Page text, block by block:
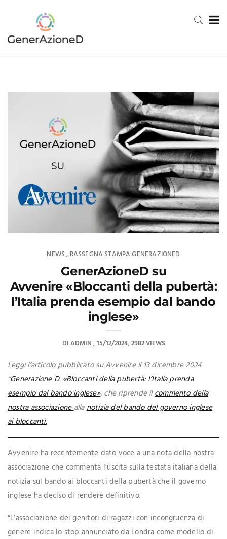
NEWS , RASSEGNA STAMPA GENERAZIONED
GenerAzioneD su
Avvenire «Bloccanti della pubertà:
l’Italia prenda esempio dal bando
inglese»
DIADMIN 15/12/2024 2982 VIEWS
Leggi l’articolo pubblicato su Avvenire il 13 dicembre 2024
“Generazione D. «Bloccanti della pubertà: l’Italia prenda
esempio dal bando inglese», che riprende ilcommento della
nostra associazioneallanotizia del bando del governo inglese
ai bloccanti.
Avvenire ha recentemente dato voce a una nota della nostra
associazione che commenta l’uscita sulla testata italiana della
notizia sul bando ai bloccanti della pubertà che il governo
inglese ha deciso di rendere definitivo.
“L’associazione dei genitori di ragazzi con incongruenza di
genere indica lo stop annunciato da Londra come modello di